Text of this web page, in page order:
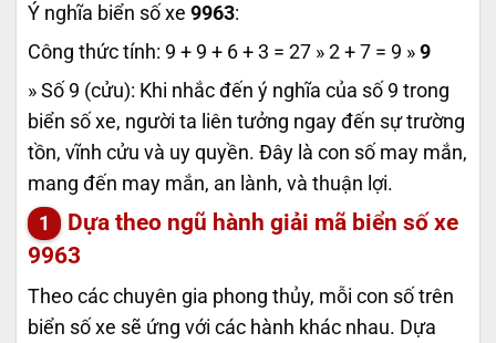
Ý nghĩa biển số xe 9963:
Công thức tính: 9 + 9 + 6 + 3 = 27 » 2 + 7 = 9 » 9
» Số 9 (cửu): Khi nhắc đến ý nghĩa của số 9 trong
biển số xe, người ta liên tưởng ngay đến sự trường
tồn, vĩnh cửu và uy quyền. Đây là con số may mắn,
mang đến may mắn, an lành, và thuận lợi.
Dựa theo ngũ hành giải mã biển số xe
9963
Theo các chuyên gia phong thủy, mỗi con số trên
biển số xe sẽ ứng với các hành khác nhau. Dựa